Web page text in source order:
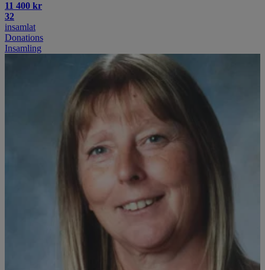
11 400 kr
32
insamlat
Donations
Insamling